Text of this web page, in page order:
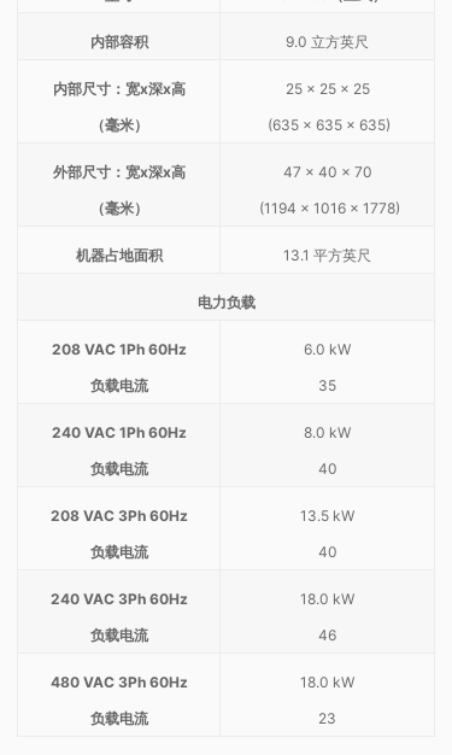
内部容积 9.0 立方英尺
内部尺寸：宽x深x高
（毫米）
25 x 25 x 25
(635 x 635 x 635)
外部尺寸：宽x深x高
（毫米）
47 x 40 x 70
(1194 x 1016 x 1778)
机器占地面积 13.1 平方英尺
电力负载
208 VAC 1Ph 60Hz
负载电流
6.0 kW
35
240 VAC 1Ph 60Hz
负载电流
8.0 kW
40
208 VAC 3Ph 60Hz
负载电流
13.5 kW
40
240 VAC 3Ph 60Hz
负载电流
18.0 kW
46
480 VAC 3Ph 60Hz
负载电流
18.0 kW
23